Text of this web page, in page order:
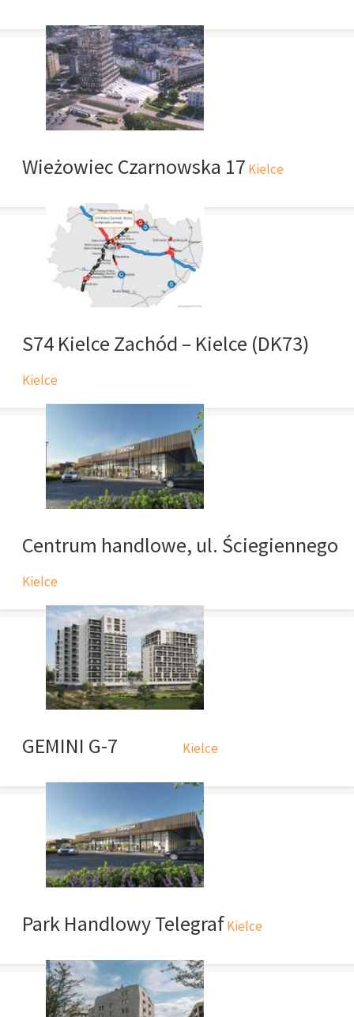
Wieżowiec Czarnowska 17 Kielce
S74 Kielce Zachód – Kielce (DK73)
Kielce
Centrum handlowe, ul. Ściegiennego
Kielce
GEMINI G-7 Kielce
Park Handlowy TelegrafKielce